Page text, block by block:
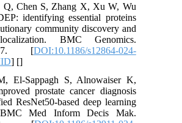
Q, Chen S, Zhang X, Xu W, Wu
identifying essential proteins
community discovery and
localization. BMC Genomics.
[DOI:10.1186/s12864-024-
] [
El-Sappagh S, Alnowaiser K,
prostate cancer diagnosis
ResNet50-based deep learning
BMC Med Inform Decis Mak.